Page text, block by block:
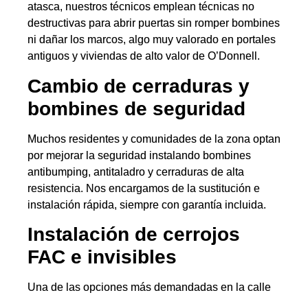
atasca, nuestros técnicos emplean técnicas no
destructivas para abrir puertas sin romper bombines
ni dañar los marcos, algo muy valorado en portales
antiguos y viviendas de alto valor de O’Donnell.
Cambio de cerraduras y
bombines de seguridad
Muchos residentes y comunidades de la zona optan
por mejorar la seguridad instalando bombines
antibumping, antitaladro y cerraduras de alta
resistencia. Nos encargamos de la sustitución e
instalación rápida, siempre con garantía incluida.
Instalación de cerrojos
FAC e invisibles
Una de las opciones más demandadas en la calle